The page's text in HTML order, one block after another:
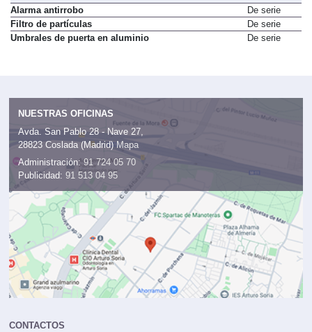
Alarma antirrobo
De serie
Filtro de partículas
De serie
Umbrales de puerta en aluminio
De serie
NUESTRAS OFICINAS
Avda. San Pablo 28 - Nave 27,
28823 Coslada (Madrid) Mapa
Administración: 91 724 05 70
Publicidad: 91 513 04 95
CONTACTOS